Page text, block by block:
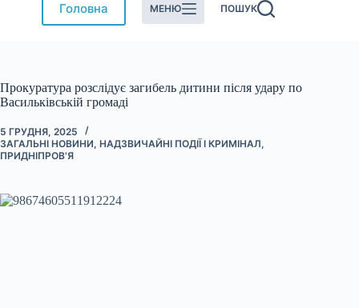
Головна МЕНЮ ПОШУК
Прокуратура розслідує загибель дитини після удару по
Васильківській громаді
5 ГРУДНЯ, 2025
ЗАГАЛЬНІ НОВИНИ, НАДЗВИЧАЙНІ ПОДІЇ І КРИМІНАЛ,
ПРИДНІПРОВ'Я